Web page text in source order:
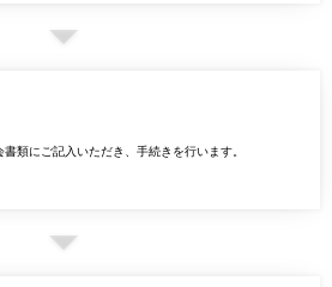
類にご記入いただき、手続きを行います。